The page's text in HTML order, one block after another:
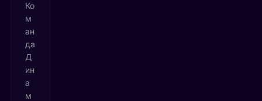
Ко
м
ан
да
Д
ин
а
м